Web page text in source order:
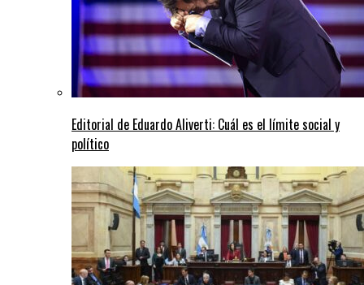
Editorial de Eduardo Aliverti: Cuál es el límite social y
político